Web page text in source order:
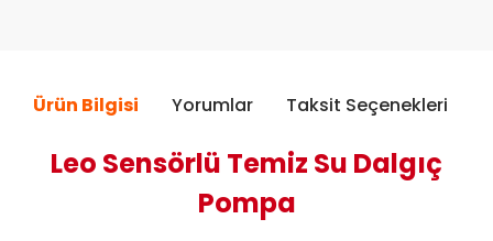
Ürün Bilgisi Yorumlar Taksit Seçenekleri
Leo Sensörlü Temiz Su Dalgıç
Pompa